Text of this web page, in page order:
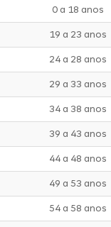
0 a 18 anos
19 a 23 anos
24 a 28 anos
29 a 33 anos
34 a 38 anos
39 a 43 anos
44 a 48 anos
49 a 53 anos
54 a 58 anos